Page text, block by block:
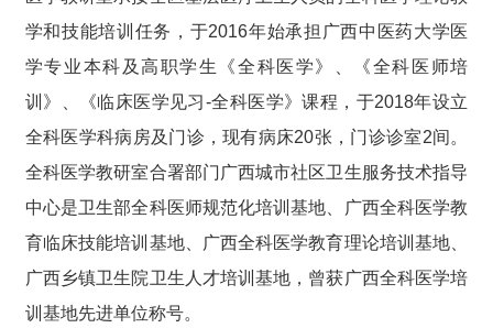
学和技能培训任务，于2016年始承担广西中医药大学医
学专业本科及高职学生《全科医学》、《全科医师培
训》、《临床医学见习-全科医学》课程，于2018年设立
全科医学科病房及门诊，现有病床20张，门诊诊室2间。
全科医学教研室合署部门广西城市社区卫生服务技术指导
中心是卫生部全科医师规范化培训基地、广西全科医学教
育临床技能培训基地、广西全科医学教育理论培训基地、
广西乡镇卫生院卫生人才培训基地，曾获广西全科医学培
训基地先进单位称号。